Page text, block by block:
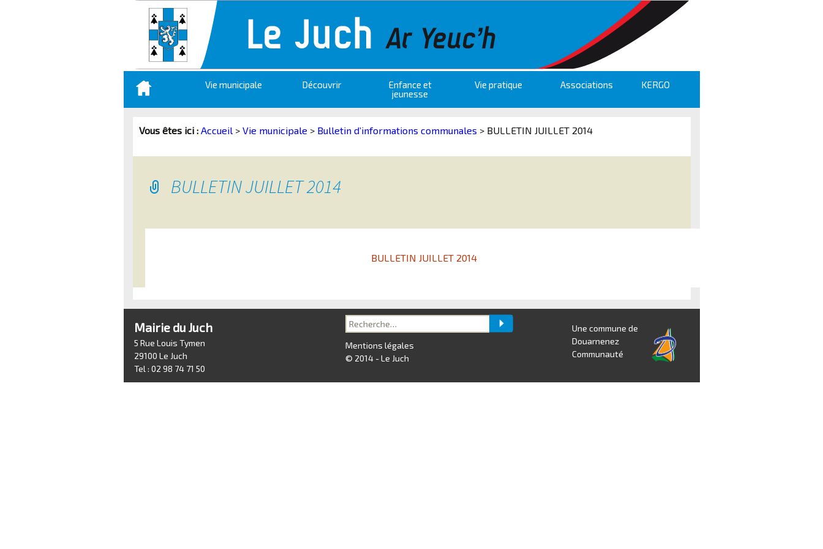
Aller
contenu
Vie municipale Découvrir
Enfance et
jeunesse
Vie pratique Associations KERGO
Vous êtes ici : Accueil> Vie municipale > Bulletin d’informations communales > BULLETIN JUILLET 2014
BULLETIN JUILLET 2014
BULLETIN JUILLET 2014
Mairie du Juch
5 Rue Louis Tymen
29100 Le Juch
Tel : 02 98 74 71 50
Recherche
pour :
Mentions légales
© 2014 - Le Juch
Une commune de
Douarnenez
Communauté